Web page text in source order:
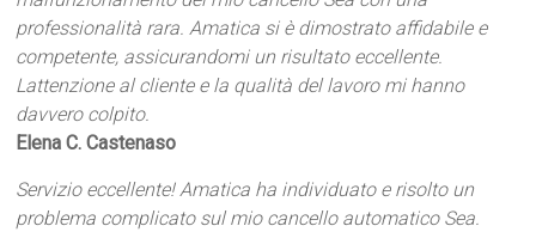
professionalità rara. Amatica si è dimostrato affidabile e
competente, assicurandomi un risultato eccellente.
Lattenzione al cliente e la qualità del lavoro mi hanno
davvero colpito.
Elena C. Castenaso
Servizio eccellente! Amatica ha individuato e risolto un
problema complicato sul mio cancello automatico Sea.